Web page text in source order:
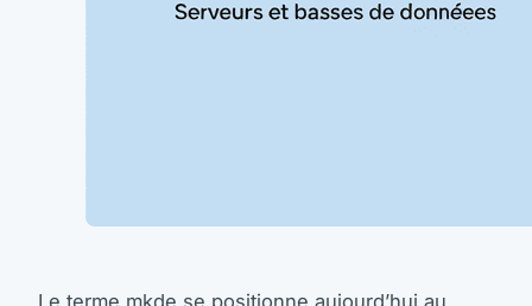
Le terme mkde se positionne aujourd’hui au